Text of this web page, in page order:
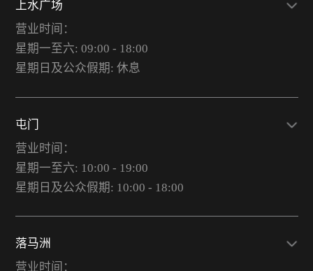
上水广场
营业时间：
星期一至六: 09:00 - 18:00
星期日及公众假期: 休息
屯门
营业时间：
星期一至六: 10:00 - 19:00
星期日及公众假期: 10:00 - 18:00
落马洲
营业时间：